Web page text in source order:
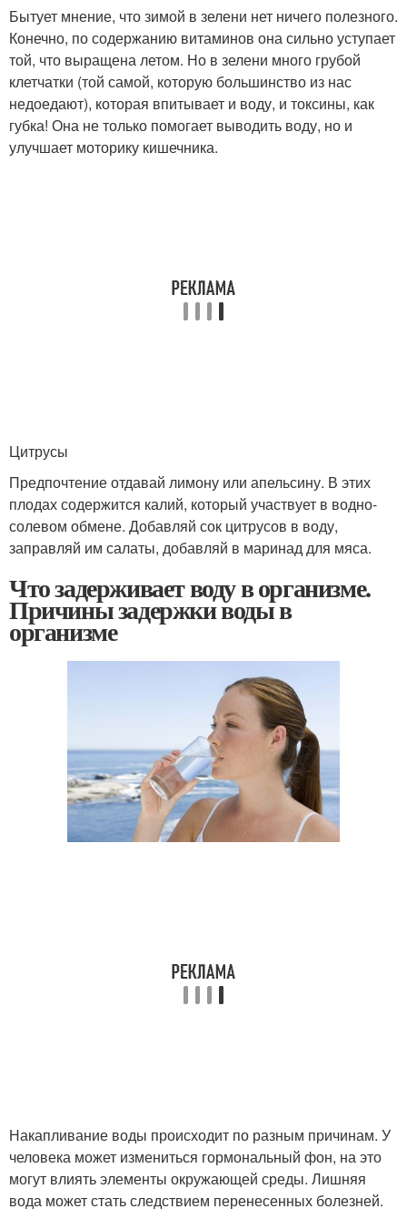
Бытует мнение, что зимой в зелени нет ничего полезного.
Конечно, по содержанию витаминов она сильно уступает
той, что выращена летом. Но в зелени много грубой
клетчатки (той самой, которую большинство из нас
недоедают), которая впитывает и воду, и токсины, как
губка! Она не только помогает выводить воду, но и
улучшает моторику кишечника.
Цитрусы
Предпочтение отдавай лимону или апельсину. В этих
плодах содержится калий, который участвует в водно-
солевом обмене. Добавляй сок цитрусов в воду,
заправляй им салаты, добавляй в маринад для мяса.
Что задерживает воду в организме.
Причины задержки воды в
организме
Накапливание воды происходит по разным причинам. У
человека может измениться гормональный фон, на это
могут влиять элементы окружающей среды. Лишняя
вода может стать следствием перенесенных болезней.